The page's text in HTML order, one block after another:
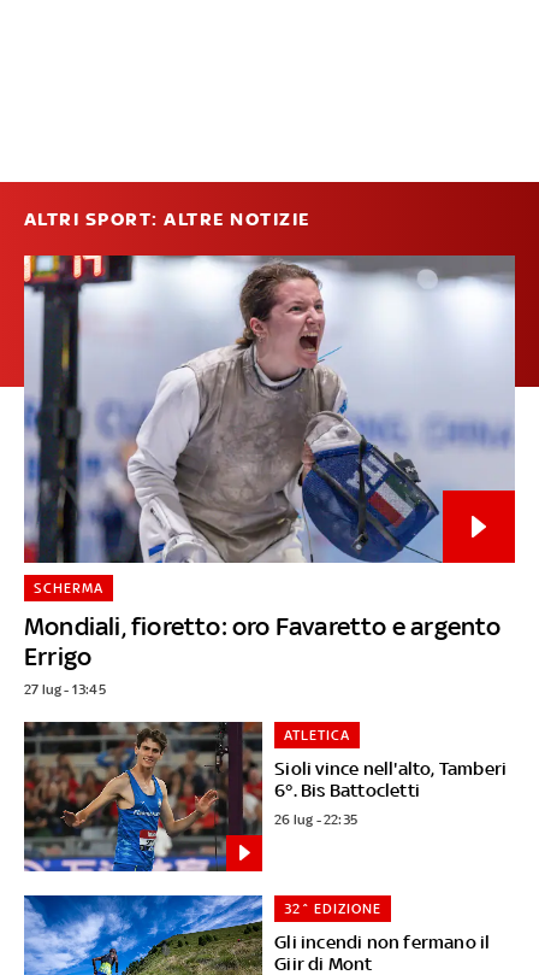
ALTRI SPORT: ALTRE NOTIZIE
Mondiali, fioretto: oro Favaretto e argento
Errigo
SCHERMA
27 lug - 13:45
Sioli vince nell'alto, Tamberi
6°. Bis Battocletti
ATLETICA
26 lug - 22:35
Gli incendi non fermano il
Giir di Mont
32^ EDIZIONE